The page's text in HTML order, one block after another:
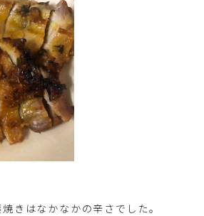
きはなかなかの辛さでした。